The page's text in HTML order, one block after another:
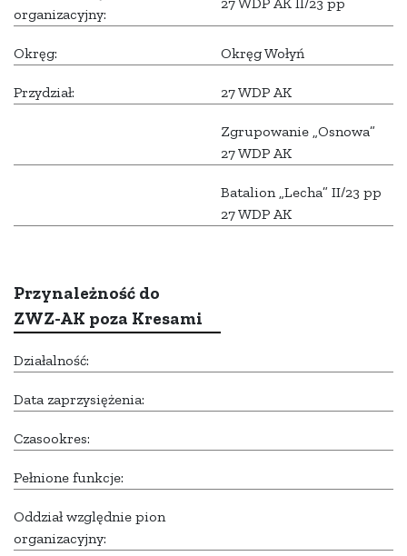
organizacyjny:
Okręg: Okręg Wołyń
Przydział: 27 WDP AK
Zgrupowanie „Osnowa”
27 WDP AK
Batalion „Lecha” II/23 pp
27 WDP AK
Przynależność do
ZWZ-AK poza Kresami
Działalność:
Data zaprzysiężenia:
Czasookres:
Pełnione funkcje:
Oddział względnie pion
organizacyjny: